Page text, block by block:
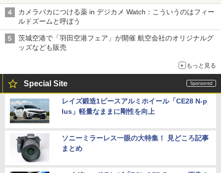
カメラバカにつける薬 in デジカメ Watch：こういうのはフィー
ルドズームと呼ぼう
茨城空港で「羽田空港フェア」が開催 航空会社のオリジナルグ
ッズなども販売
もっと見る
Special Site
レイズ鍛造1ピースアルミホイール「CE28 N-p
lus」軽量なままに剛性を向上
ソニーミラーレス一眼の大特集！ 見どころ記事
まとめ